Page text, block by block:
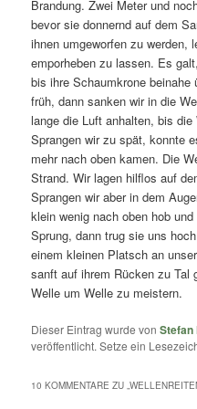
Brandung. Zwei Meter und
bevor sie donnernd auf dem
ihnen umgeworfen zu werden,
emporheben zu lassen. Es
bis ihre Schaumkrone
früh, dann sanken wir in die
lange die Luft anhalten, bis
Sprangen wir zu spät, konnte
mehr nach oben kamen. Die
Strand. Wir lagen hilflos auf
Sprangen wir aber in dem
klein wenig nach oben hob
Sprung, dann trug sie uns
einem kleinen Platsch an
sanft auf ihrem Rücken zu Tal
Welle um Welle zu meistern.
Dieser Eintrag wurde vonStefan
veröffentlicht. Setze ein
10 KOMMENTARE ZU „